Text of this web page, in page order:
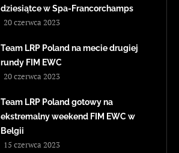
dziesiątce w Spa-Francorchamps
20 czerwca 2023
Team LRP Poland na mecie drugiej
rundy FIM EWC
20 czerwca 2023
Team LRP Poland gotowy na
ekstremalny weekend FIM EWC w
Belgii
15 czerwca 2023